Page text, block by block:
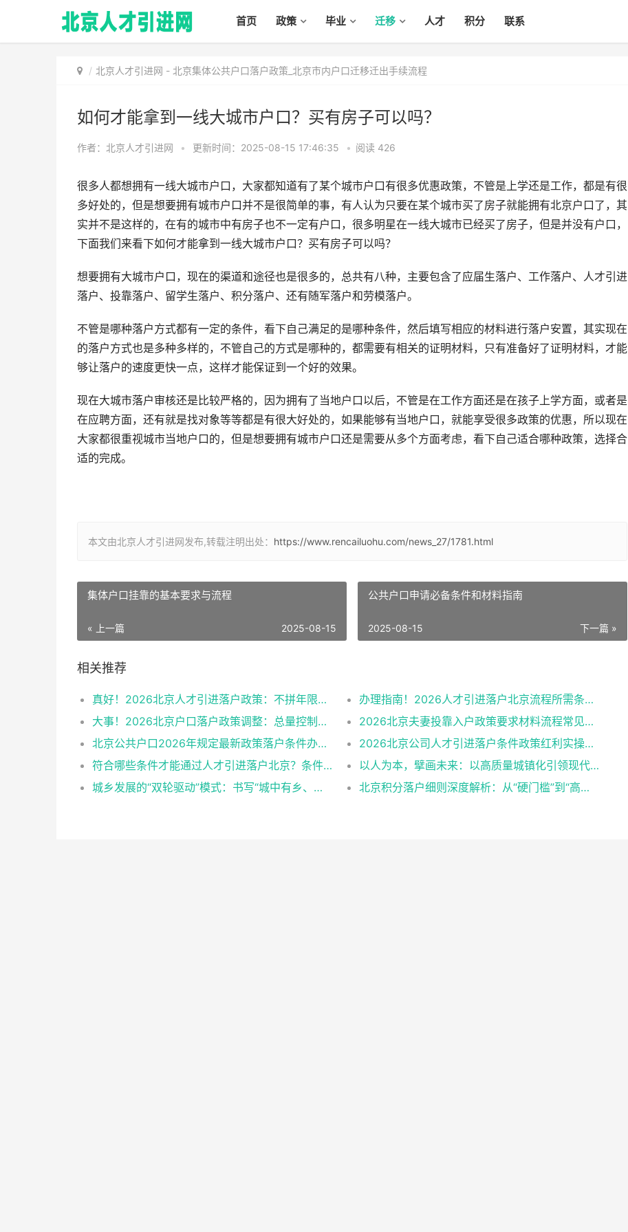
首页 政策 毕业 迁移 人才 积分 联系
北京人才引进网 - 北京集体公共户口落户政策_北京市内户口迁移迁出手续流程
如何才能拿到一线大城市户口？买有房子可以吗？
作者：北京人才引进网 • 更新时间：2025-08-15 17:46:35 • 阅读 426
很多人都想拥有一线大城市户口，大家都知道有了某个城市户口有很多优惠政策，不管是上学还是工作，都是有很
多好处的，但是想要拥有城市户口并不是很简单的事，有人认为只要在某个城市买了房子就能拥有北京户口了，其
实并不是这样的，在有的城市中有房子也不一定有户口，很多明星在一线大城市已经买了房子，但是并没有户口，
下面我们来看下如何才能拿到一线大城市户口？买有房子可以吗？
想要拥有大城市户口，现在的渠道和途径也是很多的，总共有八种，主要包含了应届生落户、工作落户、人才引进
落户、投靠落户、留学生落户、积分落户、还有随军落户和劳模落户。
不管是哪种落户方式都有一定的条件，看下自己满足的是哪种条件，然后填写相应的材料进行落户安置，其实现在
的落户方式也是多种多样的，不管自己的方式是哪种的，都需要有相关的证明材料，只有准备好了证明材料，才能
够让落户的速度更快一点，这样才能保证到一个好的效果。
现在大城市落户审核还是比较严格的，因为拥有了当地户口以后，不管是在工作方面还是在孩子上学方面，或者是
在应聘方面，还有就是找对象等等都是有很大好处的，如果能够有当地户口，就能享受很多政策的优惠，所以现在
大家都很重视城市当地户口的，但是想要拥有城市户口还是需要从多个方面考虑，看下自己适合哪种政策，选择合
适的完成。
本文由北京人才引进网发布,转载注明出处： https://www.rencailuohu.com/news_27/1781.html
集体户口挂靠的基本要求与流程
« 上一篇 2025-08-15
公共户口申请必备条件和材料指南
下一篇 »
2025-08-15
相关推荐
真好！2026北京人才引进落户政策：不拼年限拼实力
办理指南！2026人才引进落户北京流程所需条件申报资料
大事！2026北京户口落户政策调整：总量控制、条件松绑
2026北京夫妻投靠入户政策要求材料流程常见问题
北京公共户口2026年规定最新政策落户条件办理程序
2026北京公司人才引进落户条件政策红利实操细节
符合哪些条件才能通过人才引进落户北京？条件高不高？
以人为本，擘画未来：以高质量城镇化引领现代化新征程
城乡发展的“双轮驱动”模式：书写“城中有乡、乡中有城”
北京积分落户细则深度解析：从“硬门槛”到“高分攻略”